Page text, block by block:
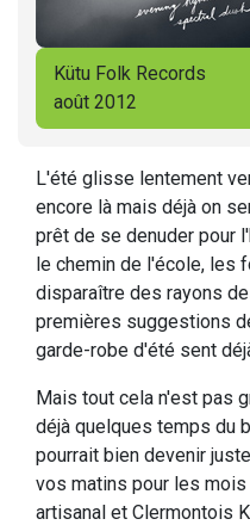
Kütu Folk Records
août 2012
L'été glisse lentement
encore là mais déjà on
prêt de se denuder pour
le chemin de l'école, les
disparaître des rayons
premières suggestions
garde-robe d'été sent
Mais tout cela n'est pas
déjà quelques temps du
pourrait bien devenir
vos matins pour les
artisanal et Clermontois